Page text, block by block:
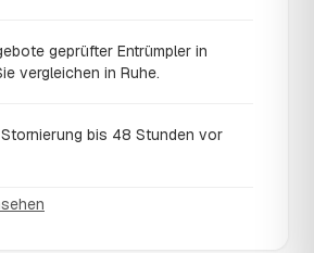
geprüfter Entrümpler in
vergleichen in Ruhe.
bis 48 Stunden vor